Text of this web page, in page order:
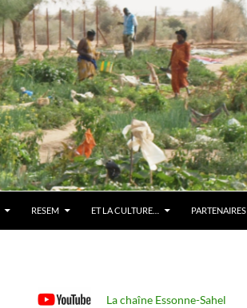
RESEM ET LA CULTURE… PARTENAIRES
La chaîne Essonne-Sahel